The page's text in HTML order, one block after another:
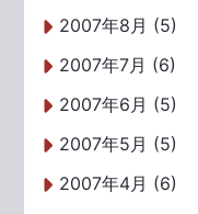
2007年8月 (5)
2007年7月 (6)
2007年6月 (5)
2007年5月 (5)
2007年4月 (6)